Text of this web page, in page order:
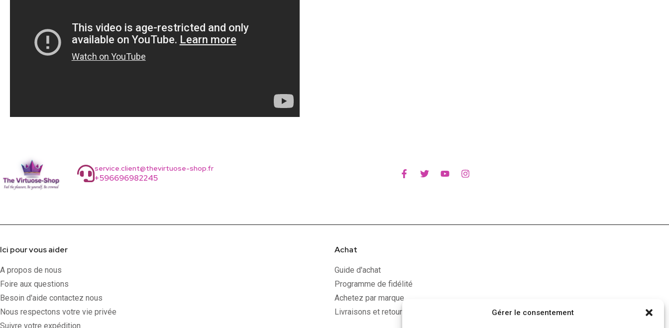
Gérer le consentement
service.client@thevirtuose-shop.fr
+596696982245
Ici pour vous aider
A propos de nous
Foire aux questions
Besoin d'aide contactez nous
Nous respectons votre vie privée
Suivre votre expédition
Achat
Guide d'achat
Programme de fidélité
Achetez par marque
Livraisons et retours